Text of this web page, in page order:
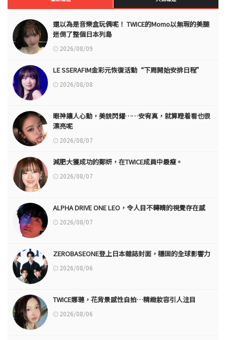
還以為是音樂盒玩偶呢！ TWICE的Momo以無瑕的美腿
迷倒了整個日本列島
2026/08/09
LE SSERAFIM金彩元恢復活動“下周開始安排日程”
2026/08/08
眼神讓人心動，美貌閃耀……安宥真，就算瞪着看也很
漂亮呢
2026/08/07
減肥大獲成功的鄭妍，在TWICE成員中最瘦。
2026/08/07
ALPHA DRIVE ONE LEO，令人目不轉睛的視覺存在感
2026/08/07
ZEROBASEONE登上日本雜誌封面，穩固的全球影響力
2026/08/06
TWICE娜璉，花背景感性自拍…精緻妝容引人注目
2026/08/06